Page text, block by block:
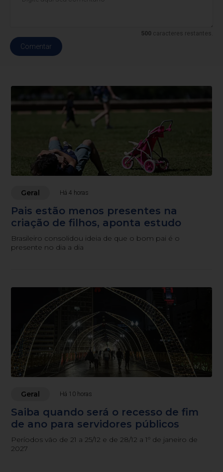
500caracteres restantes.
Comentar
Geral Há 4 horas
Pais estão menos presentes na
criação de filhos, aponta estudo
Brasileiro consolidou ideia de que o bom pai é o
presente no dia a dia
Geral Há 10 horas
Saiba quando será o recesso de fim
de ano para servidores públicos
Períodos vão de 21 a 25/12 e de 28/12 a 1º de janeiro de
2027